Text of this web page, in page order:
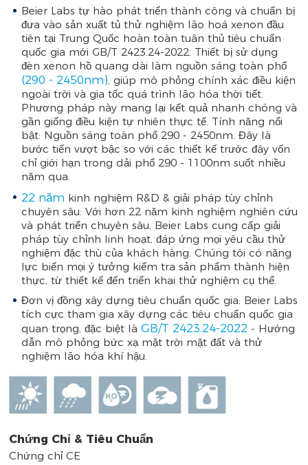
Beier Labs tự hào phát triển thành công và chuẩn bị
đưa vào sản xuất tủ thử nghiệm lão hoá xenon đầu
tiên tại Trung Quốc hoàn toàn tuân thủ tiêu chuẩn
quốc gia mới GB/T 2423.24-2022. Thiết bị sử dụng
đèn xenon hồ quang dài làm nguồn sáng toàn phổ
(290 - 2450nm), giúp mô phỏng chính xác điều kiện
ngoài trời và gia tốc quá trình lão hóa thời tiết.
Phương pháp này mang lại kết quả nhanh chóng và
gần giống điều kiện tự nhiên thực tế. Tính năng nổi
bật: Nguồn sáng toàn phổ 290 - 2450nm. Đây là
bước tiến vượt bậc so với các thiết kế trước đây vốn
chỉ giới hạn trong dải phổ 290 - 1100nm suốt nhiều
năm qua.
22 năm kinh nghiệm R&D & giải pháp tùy chỉnh
chuyên sâu: Với hơn 22 năm kinh nghiệm nghiên cứu
và phát triển chuyên sâu, Beier Labs cung cấp giải
pháp tùy chỉnh linh hoạt, đáp ứng mọi yêu cầu thử
nghiệm đặc thù của khách hàng. Chúng tôi có năng
lực biến mọi ý tưởng kiểm tra sản phẩm thành hiện
thực, từ thiết kế đến triển khai thử nghiệm cụ thể.
Đơn vị đồng xây dựng tiêu chuẩn quốc gia: Beier Labs
tích cực tham gia xây dựng các tiêu chuẩn quốc gia
quan trọng, đặc biệt làGB/T 2423.24-2022 - Hướng
dẫn mô phỏng bức xạ mặt trời mặt đất và thử
nghiệm lão hóa khí hậu.
Chứng Chỉ & Tiêu Chuẩn
Chứng chỉ CE